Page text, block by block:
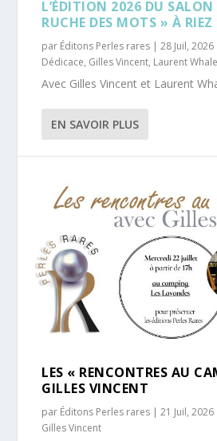
L’ÉDITION 2026 DU
RUCHE DES MOTS » À RIEZ
par Éditons Perles rares |28 Juil, 2026
Dédicace, Gilles Vincent, Laurent Whale
Avec Gilles Vincent et Laurent
EN SAVOIR PLUS
LES « RENCONTRES AU
GILLES VINCENT
par Éditons Perles rares |21 Juil, 2026
Gilles Vincent